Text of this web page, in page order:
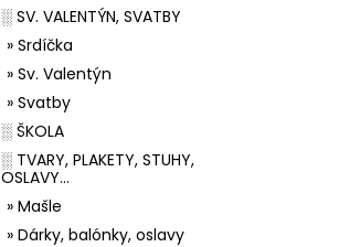
░ SV. VALENTÝN, SVATBY
» Srdíčka
» Sv. Valentýn
» Svatby
░ ŠKOLA
░ TVARY, PLAKETY, STUHY,
OSLAVY...
» Mašle
» Dárky, balónky, oslavy